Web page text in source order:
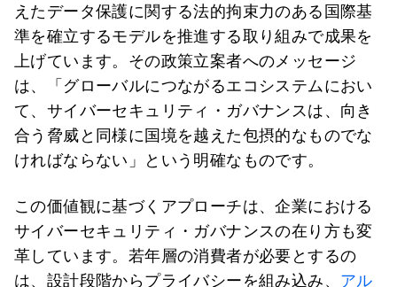
えたデータ保護に関する法的拘束力のある国際基
準を確立するモデルを推進する取り組みで成果を
上げています。その政策立案者へのメッセージ
は、「グローバルにつながるエコシステムにおい
て、サイバーセキュリティ・ガバナンスは、向き
合う脅威と同様に国境を越えた包摂的なものでな
ければならない」という明確なものです。
この価値観に基づくアプローチは、企業における
サイバーセキュリティ・ガバナンスの在り方も変
革しています。若年層の消費者が必要とするの
は、設計段階からプライバシーを組み込み、 アル